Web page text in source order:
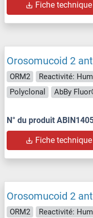
Fiche technique
Orosomucoid 2
ORM2 Reactivité:
Polyclonal
AbBy
N° du produit
Fiche technique
Orosomucoid 2
ORM2 Reactivité: